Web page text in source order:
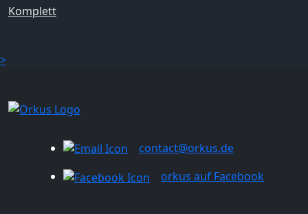
Komplett
>
contact@orkus.de
orkus auf Facebook